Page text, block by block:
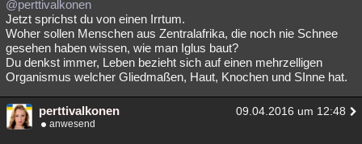
Natur Umfragen Unterhaltung
weitere Rubriken
Philosophie Träume Orte Esoterik Literatur
Astronomie Helpdesk Gaming Filme
@perttivalkonen
Jetzt sprichst du von einen Irrtum.
Woher sollen Menschen aus Zentralafrika, die noch nie Schnee
gesehen haben wissen, wie man Iglus baut?
Du denkst immer, Leben bezieht sich auf einen mehrzelligen
Organismus welcher Gliedmaßen, Haut, Knochen und SInne hat.
perttivalkonen 09.04.2016 um 12:48
anwesend